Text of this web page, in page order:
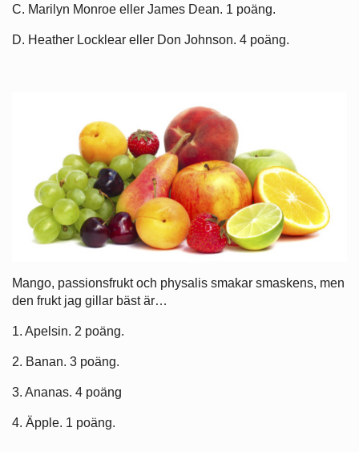
C. Marilyn Monroe eller James Dean. 1 poäng.
D. Heather Locklear eller Don Johnson. 4 poäng.
Mango, passionsfrukt och physalis smakar smaskens, men
den frukt jag gillar bäst är…
1. Apelsin. 2 poäng.
2. Banan. 3 poäng.
3. Ananas. 4 poäng
4. Äpple. 1 poäng.